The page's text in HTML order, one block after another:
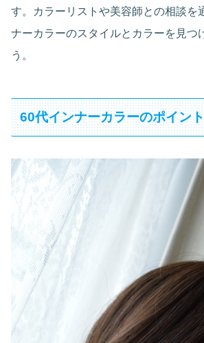
す。カラーリストや美容師との相談を
ナーカラーのスタイルとカラーを見つ
う。
60代インナーカラーのポイン